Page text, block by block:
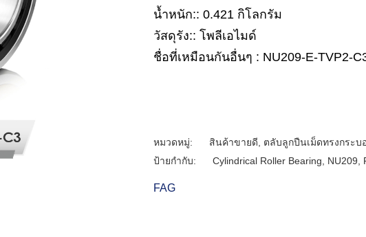
น้ำหนัก:: 0.421 กิโลกรัม
วัสดุรัง:: โพลีเอไมด์
ชื่อที่เหมือนกันอื่นๆ : NU209-E-TVP2-
หมวดหมู่: สินค้าขายดี
ตลับลูกปืนเม็ดทรงกระบ
ป้ายกำกับ:
Cylindrical Roller Bearing NU209
FAG